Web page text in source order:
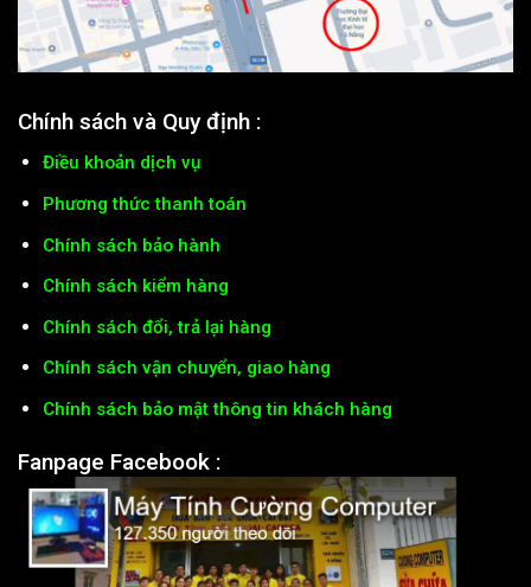
Chính sách và Quy định :
Điều khoản dịch vụ
Phương thức thanh toán
Chính sách bảo hành
Chính sách kiểm hàng
Chính sách đổi, trả lại hàng
Chính sách vận chuyển, giao hàng
Chính sách bảo mật thông tin khách hàng
Fanpage Facebook :